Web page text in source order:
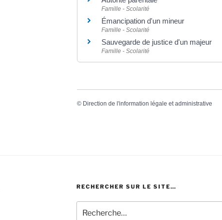
Famille - Scolarité
Émancipation d'un mineur
Famille - Scolarité
Sauvegarde de justice d'un majeur
Famille - Scolarité
© Direction de l'information légale et administrative
RECHERCHER SUR LE SITE…
pour